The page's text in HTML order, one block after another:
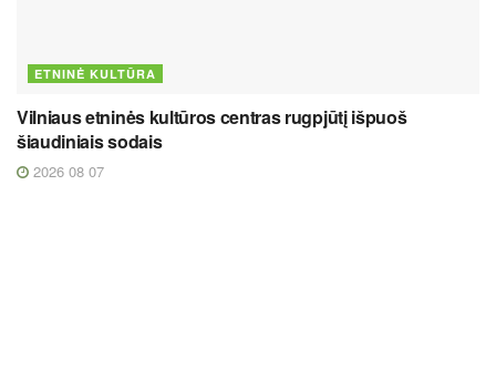
ETNINĖ KULTŪRA
Vilniaus etninės kultūros centras rugpjūtį išpuoš
šiaudiniais sodais
2026 08 07